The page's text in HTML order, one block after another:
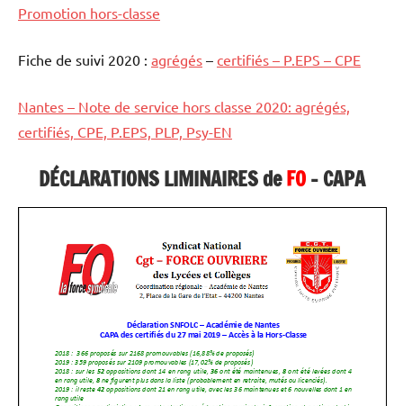
Promotion hors-classe
Fiche de suivi 2020 : agrégés – certifiés – P.EPS – CPE
Nantes – Note de service hors classe 2020: agrégés,
certifiés, CPE, P.EPS, PLP, Psy-EN
DÉCLARATIONS LIMINAIRES deFO– CAPA